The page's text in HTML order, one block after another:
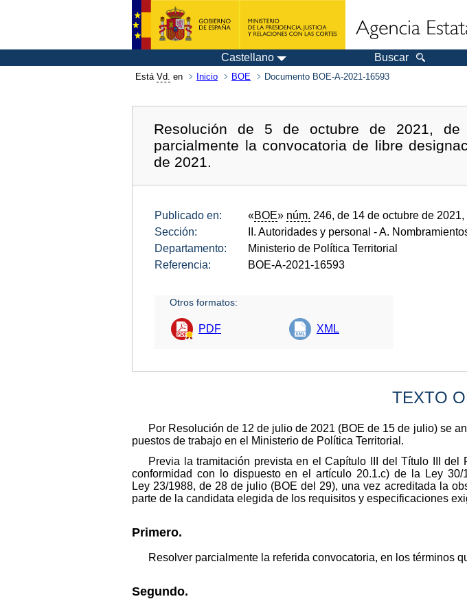
Castellano Buscar
Está Vd. en Inicio BOE Documento BOE-A-2021-16593
Resolución de 5 de octubre de 2021,
parcialmente la convocatoria de libre
de 2021.
Publicado en: «BOE» núm. 246, de 14 de octubre de
Sección:
II. Autoridades y personal - A.
Departamento:
Ministerio de Política Territorial
Referencia:
BOE-A-2021-16593
Otros formatos:
PDF XML
TEXTO
Por Resolución de 12 de julio de 2021 (BOE de 15 de julio) se
puestos de trabajo en el Ministerio de Política Territorial.
Previa la tramitación prevista en el Capítulo III del Título III
conformidad con lo dispuesto en el artículo 20.1.c) de la Ley
Ley 23/1988, de 28 de julio (BOE del 29), una vez acreditada la
parte de la candidata elegida de los requisitos y especificaciones
Primero.
Resolver parcialmente la referida convocatoria, en los términos
Segundo.